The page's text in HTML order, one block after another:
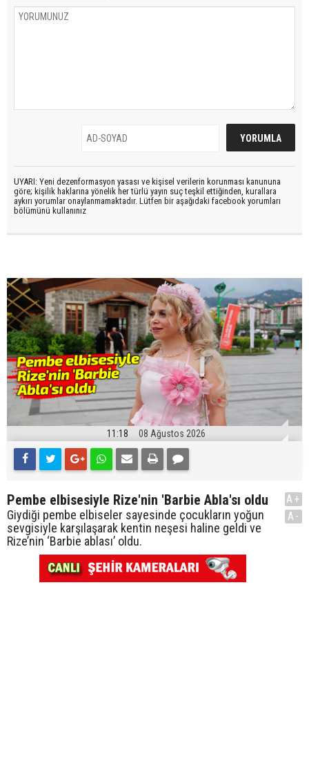
UYARI: Yeni dezenformasyon yasası ve kişisel verilerin korunması kanununa
göre; kişilik haklarına yönelik her türlü yayın suç teşkil ettiğinden, kurallara
aykırı yorumlar onaylanmamaktadır. Lütfen bir aşağıdaki facebook yorumları
bölümünü kullanınız
11:18 08 Ağustos 2026
Pembe elbisesiyle Rize'nin 'Barbie Abla'sı oldu
Giydiği pembe elbiseler sayesinde çocukların yoğun
sevgisiyle karşılaşarak kentin neşesi haline geldi ve
Rize’nin ‘Barbie ablası’ oldu.
A+
A-